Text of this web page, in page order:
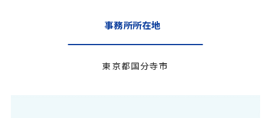
事務所所在地
東京都国分寺市